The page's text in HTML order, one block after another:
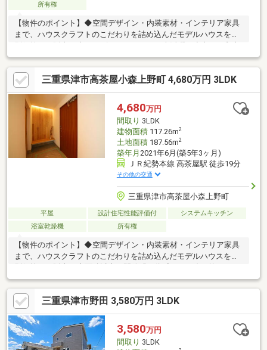
所有権
【物件のポイント】◆空間デザイン・内装素材・インテリア家具
まで、ハウスクラフトのこだわりを詰め込んだモデルハウスを特
◆BBQやお外ご飯を楽しめるウッドデッキ◆ 土地・建物・家具な
ど含むセット販売 【ハウスクラフトの強み】・年間棟数100棟
以上・15年間平均成長率137％・2016年に住宅の施工品質を評価
する第三者検査機関による工務店グランプリにて 「三重県
No1」「全国7位」と評価いただきました。・注文住宅を手掛ける
ハウスクラフトだからこそ、注文住宅と同じ施工基準で建てるた
め、 注文品質の建売を提供できます。
三重県津市高茶屋小森上野町 4,680万円 3LDK
4,680万円
間取り 3LDK
建物面積117.26m2
土地面積187.56m2
築年月 2021年6月(築5年3ヶ月)
ＪＲ紀勢本線 高茶屋駅 徒歩19分
その他の交通
三重県津市高茶屋小森上野町
平屋 設計住宅性能評価付
システムキッチン
浴室乾燥機
所有権
【物件のポイント】◆空間デザイン・内装素材・インテリア家具
まで、ハウスクラフトのこだわりを詰め込んだモデルハウスを特
別価格にて販売。◆面積以上の開放感を体感できる吹き抜け
LDK◆ 土地・建物・家具を含むセット販売 【ハウスクラフトの
強み】・年間棟数100棟以上・15年間平均成長率137％・2016年に
住宅の施工品質を評価する第三者検査機関による工務店グランプ
リにて 「三重県No1」「全国7位」と評価いただきました。・注
文住宅を手掛けるハウスクラフトだからこそ、注文住宅と同じ施
工基準で建てるため、 注文品質の建売を提供できます。
三重県津市野田 3,580万円 3LDK
3,580万円
間取り 3LDK